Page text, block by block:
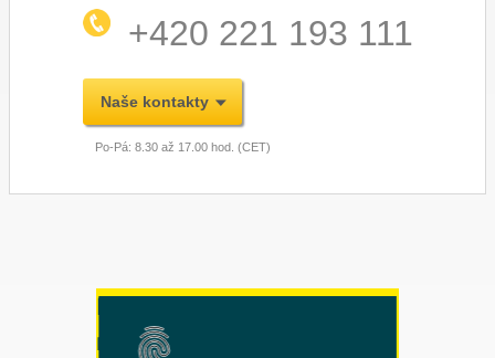
+420 221 193 111
Naše kontakty
Po-Pá: 8.30 až 17.00 hod. (CET)
Další otázky nebo
návrhy?